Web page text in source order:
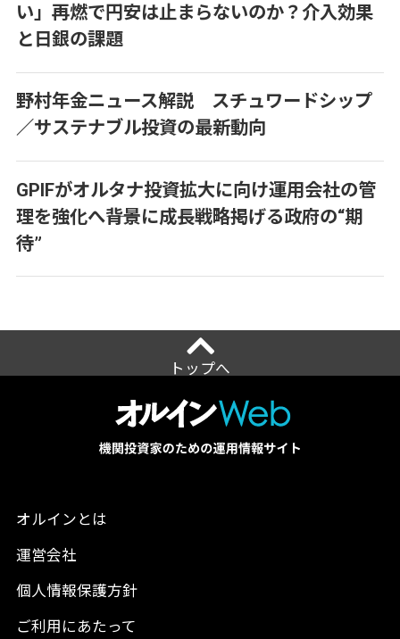
い」再燃で円安は止まらないのか？介入効果
と日銀の課題
野村年金ニュース解説 スチュワードシップ
／サステナブル投資の最新動向
GPIFがオルタナ投資拡大に向け運用会社の管
理を強化へ――背景に成長戦略掲げる政府の“期
待”
トップへ
オルインとは
運営会社
個人情報保護方針
ご利用にあたって